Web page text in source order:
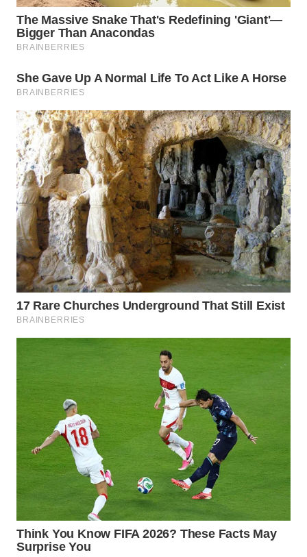
INDRAMAYU
KUNINGAN
WN
MAJALENGKA
WN
SUBANG
WN
SUKABUMI
WN
PURWAKARTA
WN
TIMUR
WN
SEMARANG
WN
SOLO
WN
BOROBUDUR
WN
MADURA